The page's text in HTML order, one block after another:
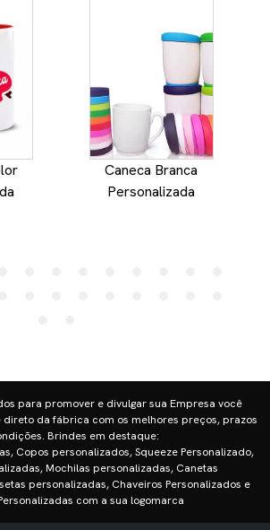
Caneca Branca
Personalizada
para promover e divulgar sua Empresa você
da fábrica com os melhores preços, prazos
Brindes em destaque:
Copos personalizados, Squeeze Personalizado,
Mochilas personalizadas, Canetas
personalizadas, Chaveiros Personalizados e
com a sua logomarca